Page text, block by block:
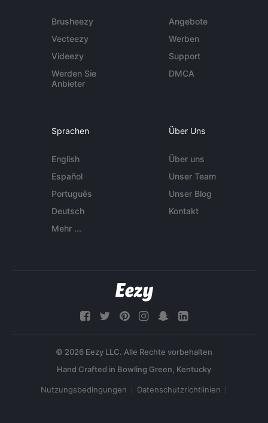
Brusheezy
Vecteezy
Videezy
Werden Sie
Anbieter
Angebote
Werben
Support
DMCA
Sprachen
English
Español
Português
Deutsch
Mehr ...
Über Uns
Über uns
Unser Team
Unser Blog
Kontakt
© 2026 Eezy LLC. Alle Rechte vorbehalten
Nutzungsbedingungen Datenschutzrichtlinien